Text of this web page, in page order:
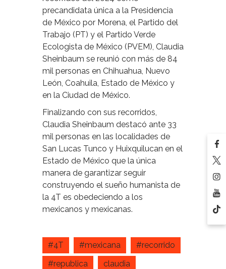
precandidata única a la Presidencia
de México por Morena, el Partido del
Trabajo (PT) y el Partido Verde
Ecologista de México (PVEM), Claudia
Sheinbaum se reunió con más de 84
mil personas en Chihuahua, Nuevo
León, Coahuila, Estado de México y
en la Ciudad de México.
Finalizando con sus recorridos,
Claudia Sheinbaum destacó ante 33
mil personas en las localidades de
San Lucas Tunco y Huixquilucan en el
Estado de México que la única
manera de garantizar seguir
construyendo el sueño humanista de
la 4T es obedeciendo a los
mexicanos y mexicanas.
#4T #mexicana
#recorrido
#republica
claudia